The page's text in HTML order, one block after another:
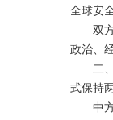
全球安
双
政治、
二
式保持
中